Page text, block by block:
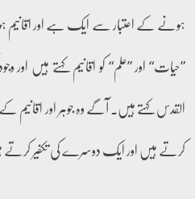
ہونے کے اعتبار سے ایک ہے اور اقانیم
”حیات“ اور ”علم“ کو اقانیم کہتے ہیں اور
القدس کہتے ہیں۔ آگے وہ جوہر اور
کرتے ہیں اور ایک دوسرے کی تکفیر